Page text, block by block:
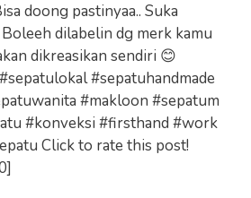
doong pastinyaa.. Suka
dilabelin dg merk kamu
dikreasikan sendiri 😊
#sepatuhandmade
#makloon #sepatum
#konveksi #firsthand #work
Click to rate this post!